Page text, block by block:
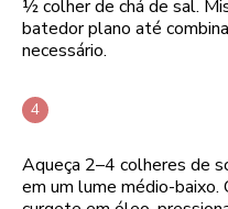
½ colher de chá de sal.
batedor plano até
necessário.
Aqueça 2–4 colheres de
em um lume médio-